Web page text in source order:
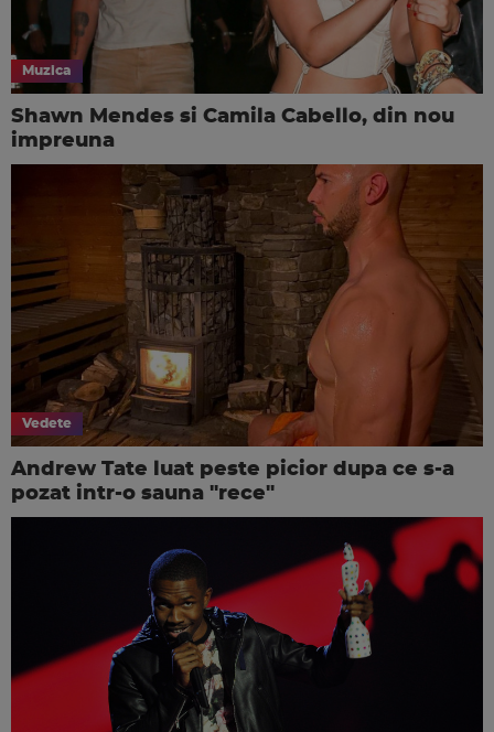
Muzica
Shawn Mendes si Camila Cabello, din nou
impreuna
Vedete
Andrew Tate luat peste picior dupa ce s-a
pozat intr-o sauna "rece"